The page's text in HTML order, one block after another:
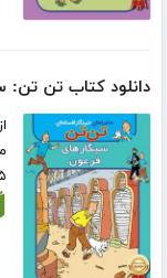
دانلود کتاب تن تن: